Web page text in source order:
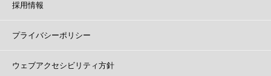
採用情報
プライバシーポリシー
ウェブアクセシビリティ方針